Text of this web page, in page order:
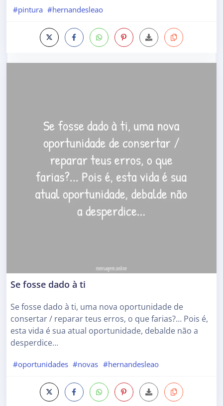
#pintura #hernandesleao
Se fosse dado à ti
Se fosse dado à ti, uma nova oportunidade de
consertar / reparar teus erros, o que farias?… Pois é,
esta vida é sua atual oportunidade, debalde não a
desperdice…
#oportunidades #novas #hernandesleao